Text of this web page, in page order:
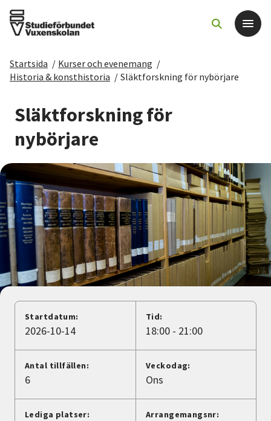
Det här gör vi
För dig som
Sök kurser och evenemang
Om SV
Starta studiecirkel
Cirkelledare
Nyheter
Avdelningar
Lyssna
Startsida / Kurser och evenemang /
Historia & konsthistoria / Släktforskning för nybörjare
Släktforskning för
nybörjare
Startdatum:
2026-10-14
Tid:
18:00 - 21:00
Antal tillfällen:
6
Veckodag:
Ons
Lediga platser: Arrangemangsnr: